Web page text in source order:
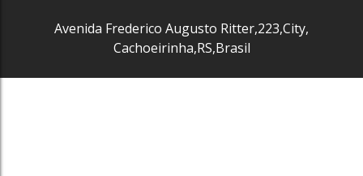
Avenida Frederico Augusto Ritter,223,City,
Cachoeirinha,RS,Brasil